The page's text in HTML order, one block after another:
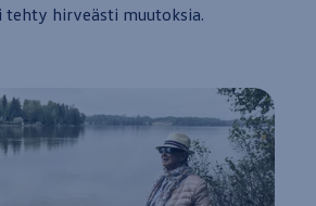
tehty hirveästi muutoksia.